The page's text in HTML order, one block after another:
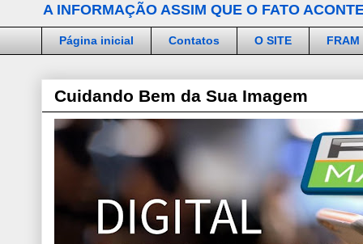
A INFORMAÇÃO ASSIM QUE O FATO
Página inicial Contatos O SITE FRAM
Cuidando Bem da Sua Imagem